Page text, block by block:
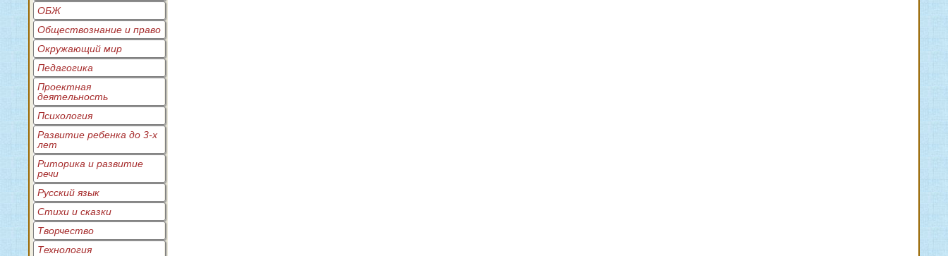
ОБЖ
Обществознание и право
Окружающий мир
Педагогика
Проектная
деятельность
Психология
Развитие ребенка до 3-х
лет
Риторика и развитие
речи
Русский язык
Стихи и сказки
Творчество
Технология